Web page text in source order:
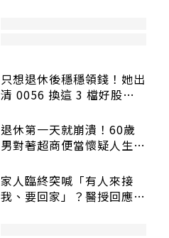
只想退休後穩穩領錢！她出
清 0056 換這 3 檔好股：
退休第一天就崩潰！60歲
男對著超商便當懷疑人生
家人臨終突喊「有人來接
我、要回家」？醫授回應方